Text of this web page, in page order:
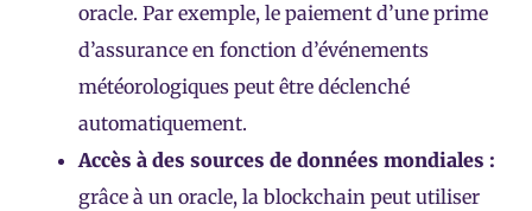
oracle. Par exemple, le paiement d’une prime
d’assurance en fonction d’événements
météorologiques peut être déclenché
automatiquement.
Accès à des sources de données mondiales :
grâce à un oracle, la blockchain peut utiliser